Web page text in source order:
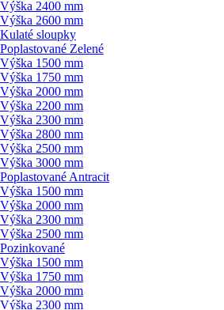
Výška 2400 mm
Výška 2600 mm
Kulaté sloupky
Poplastované Zelené
Výška 1500 mm
Výška 1750 mm
Výška 2000 mm
Výška 2200 mm
Výška 2300 mm
Výška 2800 mm
Výška 2500 mm
Výška 3000 mm
Poplastované Antracit
Výška 1500 mm
Výška 2000 mm
Výška 2300 mm
Výška 2500 mm
Pozinkované
Výška 1500 mm
Výška 1750 mm
Výška 2000 mm
Výška 2300 mm